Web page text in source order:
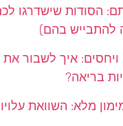
הסודות שישדרגו
להתבייש בהם)
ויחסים: איך לשבור
בריאה?
מלא: השוואת